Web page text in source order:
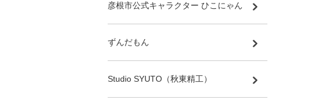
彦根市公式キャラクター ひこにゃん
ずんだもん
Studio SYUTO（秋東精工）